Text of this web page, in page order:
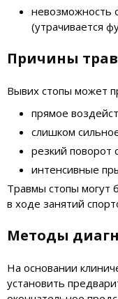
невозможность
(утрачивается
Причины
Вывих стопы может
прямое
слишком
резкий поворот
интенсивные
Травмы стопы могут
в ходе занятий
Методы
На основании
установить